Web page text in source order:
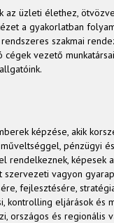
üzleti élethez,
a gyakorlatban
szakmai
vezető
képzése, akik
pénzügyi
rendelkeznek, képesek
szervezeti vagyon
fejlesztésére,
kontrolling eljárások és
országos és regionális